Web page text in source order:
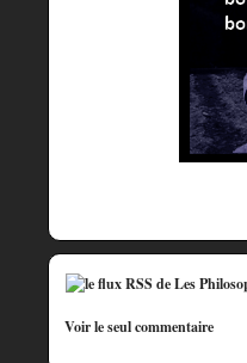
Voir le seul commentaire